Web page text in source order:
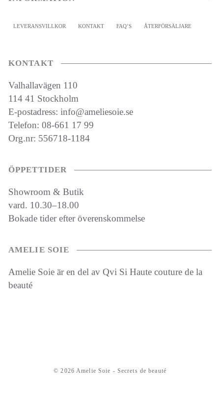
LEVERANSVILLKOR KONTAKT FAQ’S ÅTERFÖRSÄLJARE
KONTAKT
Valhallavägen 110
114 41 Stockholm
E-postadress: info@ameliesoie.se
Telefon: 08-661 17 99
Org.nr: 556718-1184
ÖPPETTIDER
Showroom & Butik
vard. 10.30–18.00
Bokade tider efter överenskommelse
AMELIE SOIE
Amelie Soie är en del av Qvi Si Haute couture de la
beauté
© 2026 Amelie Soie - Secrets de beauté